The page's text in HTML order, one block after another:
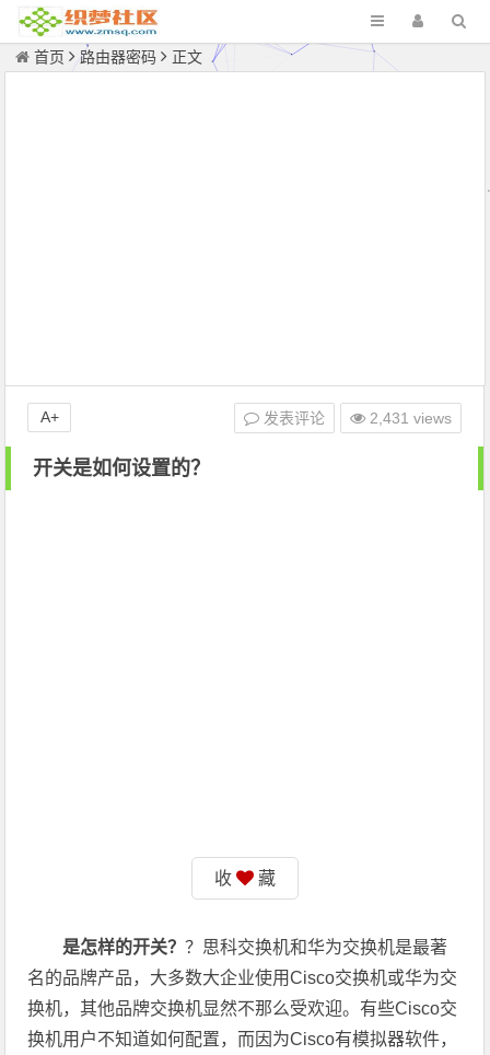
首页 路由器密码 正文
开关是如何设置的？
发表评论 2,431 views
A+
收 藏
是怎样的开关？？思科交换机和华为交换机是最著
名的品牌产品，大多数大企业使用Cisco交换机或华为交
换机，其他品牌交换机显然不那么受欢迎。有些Cisco交
换机用户不知道如何配置，而因为Cisco有模拟器软件，